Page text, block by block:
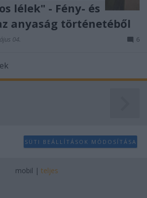
lélek" - Fény- és
anyaság történetéből
04. 6
SÜTI BEÁLLÍTÁSOK MÓDOSÍTÁSA
mobil | teljes